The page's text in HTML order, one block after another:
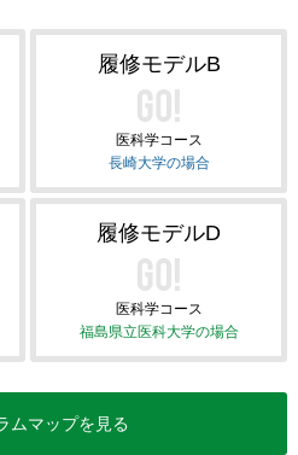
履修モデルB
医科学コース
長崎大学の場合
履修モデルD
医科学コース
福島県立医科大学の場合
ムマップを見る